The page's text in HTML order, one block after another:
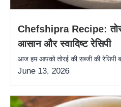
Chefshipra Recipe:
आसान और स्वादिष्ट रेसिपी
आज हम आपको तोरई की सब्जी की रेसिपी
June 13, 2026